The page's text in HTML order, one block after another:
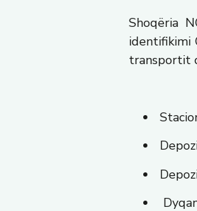
Shoqëria
identifikimi
transportit